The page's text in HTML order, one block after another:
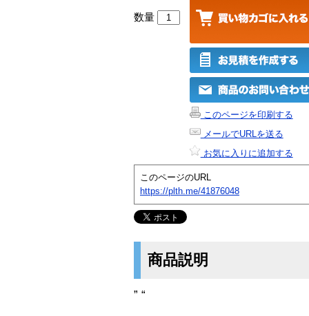
数量
このページを印刷する
メールでURLを送る
お気に入りに追加する
このページのURL
https://plth.me/41876048
商品説明
” “